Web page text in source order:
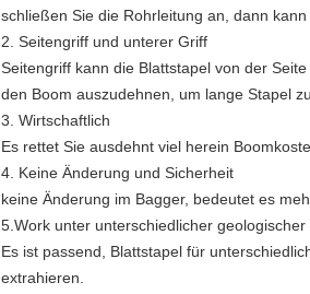
schließen Sie die Rohrleitung an, dann kann
2. Seitengriff und unterer Griff
Seitengriff kann die Blattstapel von der
den Boom auszudehnen, um lange Stapel
3. Wirtschaftlich
Es rettet Sie ausdehnt viel herein
4. Keine Änderung und Sicherheit
keine Änderung im Bagger, bedeutet es
5.Work unter unterschiedlicher geologischer
Es ist passend, Blattstapel für
extrahieren.